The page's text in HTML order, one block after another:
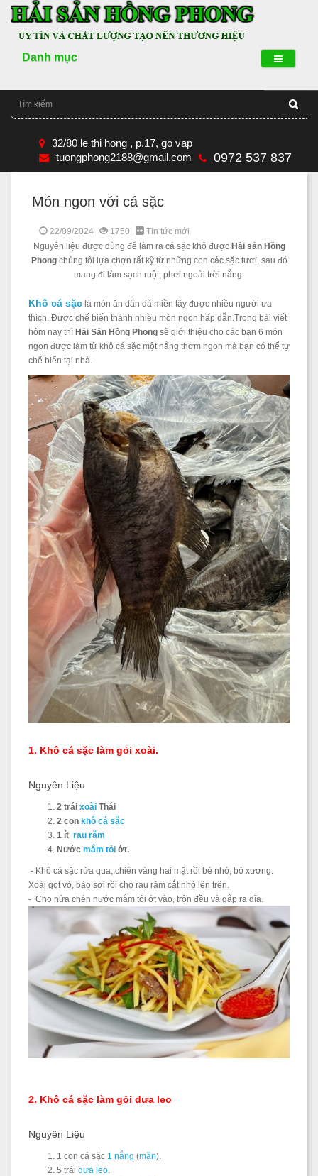
Danh mục
32/80 le thi hong , p.17, go vap
tuongphong2188@gmail.com
0972 537 837
Món ngon với cá sặc
22/09/2024 1750
Tin tức mới
Nguyên liệu được dùng để làm ra cá sặc khô được Hải sản Hồng
Phong chúng tôi lựa chợn rất kỹ từ những con các sặc tươi, sau đó
mang đi làm sạch ruột, phơi ngoài trời nắng.
Khô cá sặc là món ăn dân dã miền tây được nhiều người ưa
thích. Được chế biến thành nhiều món ngon hấp dẫn.Trong bài viết
hôm nay thì Hải Sản Hồng Phong sẽ giới thiệu cho các bạn 6 món
ngon được làm từ khô cá sặc một nắng thơm ngon mà bạn có thể tự
chế biến tại nhà.
1. Khô cá sặc làm gỏi xoài.
Nguyên Liệu
2 trái xoài Thái
2 con khô cá sặc
1 ít rau răm
Nước mắm tỏi ớt.
- Khô cá sặc rửa qua, chiên vàng hai mặt rồi bẻ nhỏ, bỏ xương.
Xoài gọt vỏ, bào sợi rồi cho rau răm cắt nhỏ lên trên.
- Cho nửa chén nước mắm tỏi ớt vào, trộn đều và gắp ra dĩa.
2. Khô cá sặc làm gỏi dưa leo
Nguyên Liệu
1 con cá sặc 1 nắng (mặn).
5 trái dưa leo